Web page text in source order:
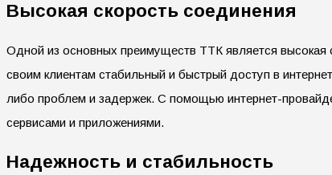
Высокая скорость соединения
Одной из основных преимуществ ТТК является высокая
своим клиентам стабильный и быстрый доступ в
либо проблем и задержек. С помощью интернет-
сервисами и приложениями.
Надежность и стабильность